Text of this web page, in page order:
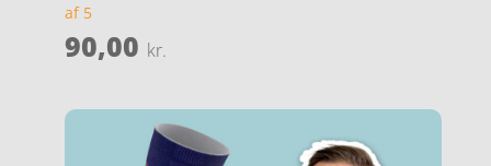
af 5
90,00 kr.